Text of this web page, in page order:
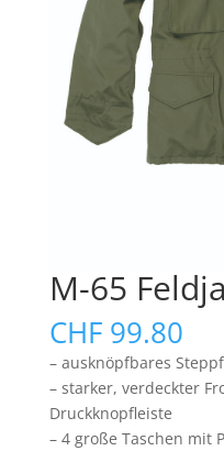
M-65
CHF99.80
– ausknöpfbares
– starker, verdeckter
Druckknopfleiste
– 4 große Taschen mit